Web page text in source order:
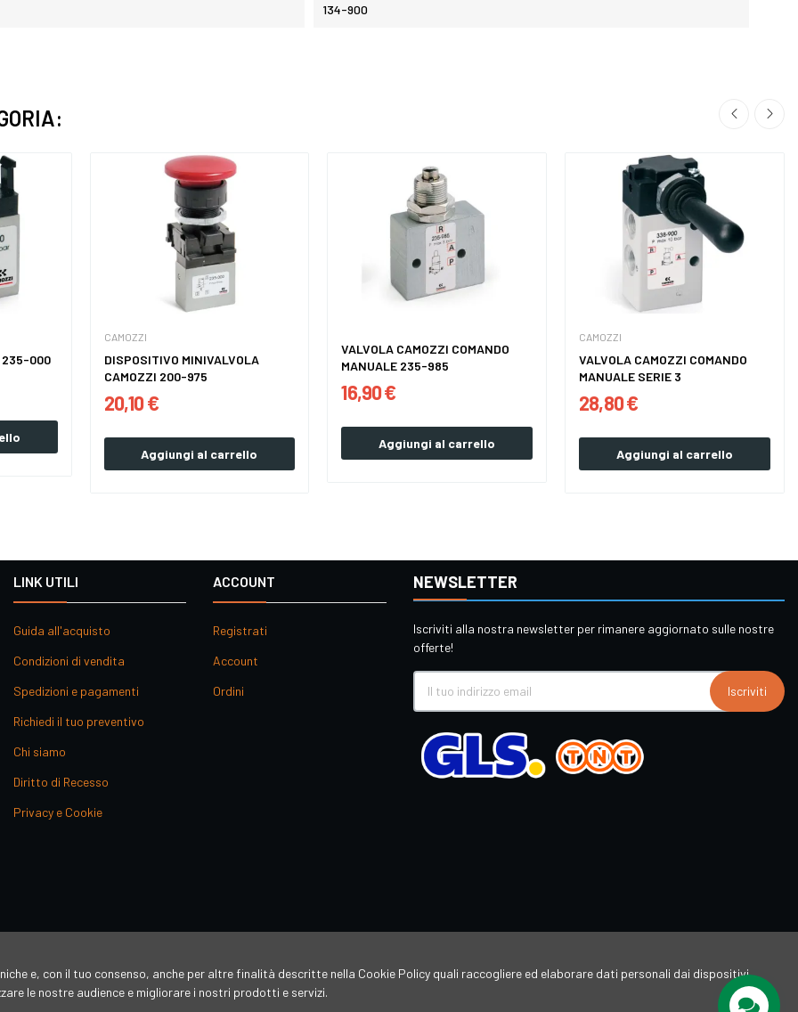
134-900
235-000
CAMOZZI
DISPOSITIVO MINIVALVOLA
CAMOZZI 200-975
20,10 €
Aggiungi al carrello
VALVOLA CAMOZZI COMANDO
MANUALE 235-985
16,90 €
Aggiungi al carrello
CAMOZZI
VALVOLA CAMOZZI COMANDO
MANUALE SERIE 3
28,80 €
Aggiungi al carrello
LINK UTILI
Guida all'acquisto
Condizioni di vendita
Spedizioni e pagamenti
Richiedi il tuo preventivo
Chi siamo
Diritto di Recesso
Privacy e Cookie
ACCOUNT
Registrati
Account
Ordini
NEWSLETTER
Iscriviti alla nostra newsletter per rimanere aggiornato sulle nostre
offerte!
Iscriviti
e, con il tuo consenso, anche per altre finalità descritte nella Cookie Policy quali raccogliere ed elaborare dati personali dai dispositivi,
le nostre audience e migliorare i nostri prodotti e servizi.